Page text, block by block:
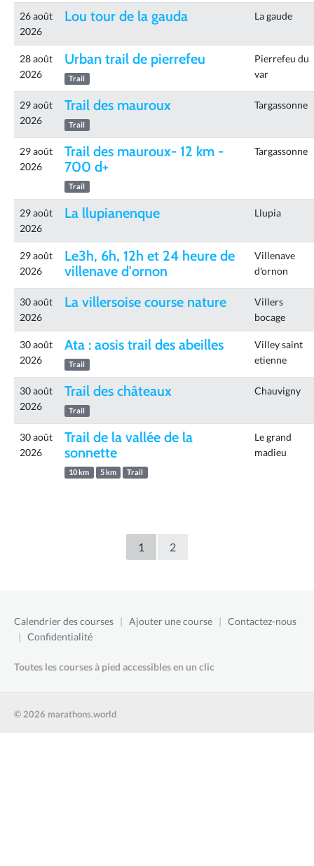
26 août
2026
Lou tour de la gauda La gaude
28 août
2026
Urban trail de pierrefeu
Trail
Pierrefeu du
var
29 août
2026
Trail des mauroux
Trail
Targassonne
29 août
2026
Trail des mauroux- 12 km -
700 d+
Trail
Targassonne
29 août
2026
La llupianenque Llupia
29 août
2026
Le3h, 6h, 12h et 24 heure de
villenave d'ornon
Villenave
d'ornon
30 août
2026
La villersoise course nature
Villers
bocage
30 août
2026
Ata : aosis trail des abeilles
Trail
Villey saint
etienne
30 août
2026
Trail des châteaux
Trail
Chauvigny
30 août
2026
Trail de la vallée de la
sonnette
10 km 5 km Trail
Le grand
madieu
1 2
Calendrier des courses | Ajouter une course | Contactez-nous
| Confidentialité
Toutes les courses à pied accessibles en un clic
© 2026 marathons.world